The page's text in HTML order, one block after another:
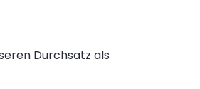
Durchsatz als